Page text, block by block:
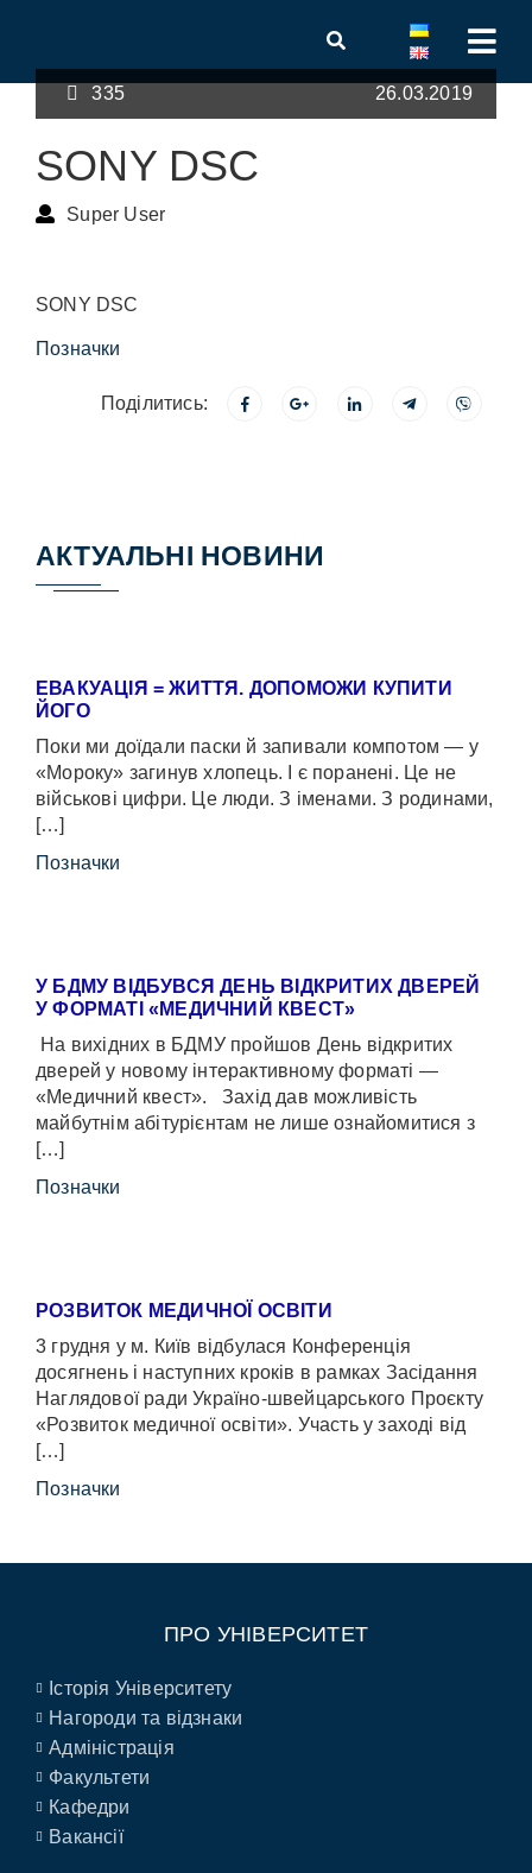
335 26.03.2019
SONY DSC
Super User
SONY DSC
Позначки
Поділитись:
АКТУАЛЬНІ НОВИНИ
ЕВАКУАЦІЯ = ЖИТТЯ. ДОПОМОЖИ КУПИТИ
ЙОГО
Поки ми доїдали паски й запивали компотом — у
«Мороку» загинув хлопець. І є поранені. Це не
військові цифри. Це люди. З іменами. З родинами,
[…]
Позначки
У БДМУ ВІДБУВСЯ ДЕНЬ ВІДКРИТИХ ДВЕРЕЙ
У ФОРМАТІ «МЕДИЧНИЙ КВЕСТ»
На вихідних в БДМУ пройшов День відкритих
дверей у новому інтерактивному форматі —
«Медичний квест». Захід дав можливість
майбутнім абітурієнтам не лише ознайомитися з
[…]
Позначки
РОЗВИТОК МЕДИЧНОЇ ОСВІТИ
3 грудня у м. Київ відбулася Конференція
досягнень і наступних кроків в рамках Засідання
Наглядової ради Україно-швейцарського Проєкту
«Розвиток медичної освіти». Участь у заході від
[…]
Позначки
ПРО УНІВЕРСИТЕТ
Історія Університету
Нагороди та відзнаки
Адміністрація
Факультети
Кафедри
Вакансії